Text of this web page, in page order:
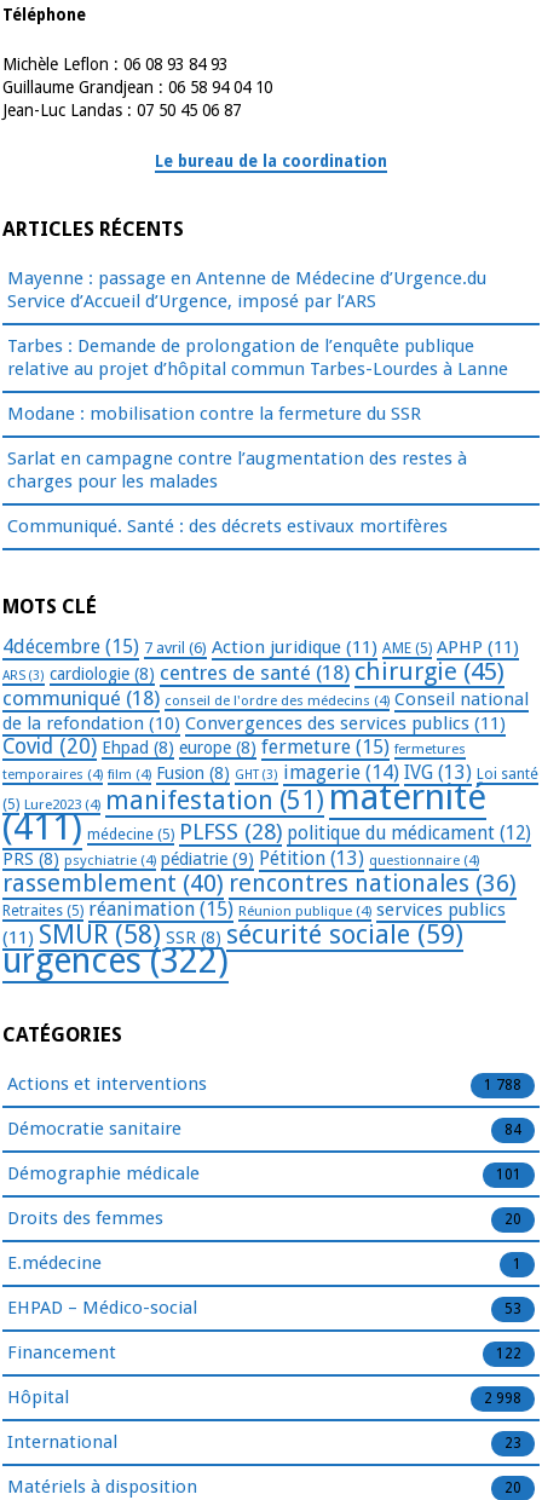
Téléphone
Michèle Leflon : 06 08 93 84 93
Guillaume Grandjean : 06 58 94 04 10
Jean-Luc Landas : 07 50 45 06 87
Le bureau de la coordination
ARTICLES RÉCENTS
Mayenne : passage en Antenne de Médecine d’Urgence.du
Service d’Accueil d’Urgence, imposé par l’ARS
Tarbes : Demande de prolongation de l’enquête publique
relative au projet d’hôpital commun Tarbes-Lourdes à Lanne
Modane : mobilisation contre la fermeture du SSR
Sarlat en campagne contre l’augmentation des restes à
charges pour les malades
Communiqué. Santé : des décrets estivaux mortifères
MOTS CLÉ
4décembre (15) 7 avril (6) Action juridique (11) AME (5) APHP (11)
ARS (3) cardiologie (8) centres de santé (18) chirurgie (45)
communiqué (18) conseil de l'ordre des médecins (4) Conseil national
de la refondation (10) Convergences des services publics (11)
Covid (20) Ehpad (8) europe (8) fermeture (15) fermetures
temporaires (4) film (4) Fusion (8) GHT(3) imagerie (14) IVG (13) Loi santé
(5) Lure2023 (4) manifestation (51) maternité
(411) médecine (5) PLFSS (28) politique du médicament (12)
PRS (8) psychiatrie (4) pédiatrie (9) Pétition (13) questionnaire (4)
rassemblement (40) rencontres nationales (36)
Retraites (5) réanimation (15) Réunion publique (4) services publics
(11) SMUR (58) SSR (8) sécurité sociale (59)
urgences(322)
CATÉGORIES
Actions et interventions 1 788
Démocratie sanitaire 84
Démographie médicale 101
Droits des femmes 20
E.médecine 1
EHPAD – Médico-social 53
Financement 122
Hôpital 2 998
International 23
Matériels à disposition 20